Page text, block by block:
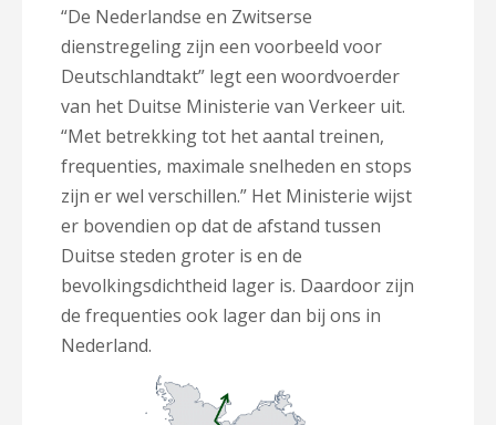
“De Nederlandse en Zwitserse
dienstregeling zijn een voorbeeld voor
Deutschlandtakt” legt een woordvoerder
van het Duitse Ministerie van Verkeer uit.
“Met betrekking tot het aantal treinen,
frequenties, maximale snelheden en stops
zijn er wel verschillen.” Het Ministerie wijst
er bovendien op dat de afstand tussen
Duitse steden groter is en de
bevolkingsdichtheid lager is. Daardoor zijn
de frequenties ook lager dan bij ons in
Nederland.